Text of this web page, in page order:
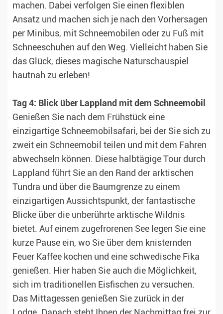
machen. Dabei verfolgen Sie einen flexiblen
Ansatz und machen sich je nach den Vorhersagen
per Minibus, mit Schneemobilen oder zu Fuß mit
Schneeschuhen auf den Weg. Vielleicht haben Sie
das Glück, dieses magische Naturschauspiel
hautnah zu erleben!
Tag 4: Blick über Lappland mit dem Schneemobil
Genießen Sie nach dem Frühstück eine
einzigartige Schneemobilsafari, bei der Sie sich zu
zweit ein Schneemobil teilen und mit dem Fahren
abwechseln können. Diese halbtägige Tour durch
Lappland führt Sie an den Rand der arktischen
Tundra und über die Baumgrenze zu einem
einzigartigen Aussichtspunkt, der fantastische
Blicke über die unberührte arktische Wildnis
bietet. Auf einem zugefrorenen See legen Sie eine
kurze Pause ein, wo Sie über dem knisternden
Feuer Kaffee kochen und eine schwedische Fika
genießen. Hier haben Sie auch die Möglichkeit,
sich im traditionellen Eisfischen zu versuchen.
Das Mittagessen genießen Sie zurück in der